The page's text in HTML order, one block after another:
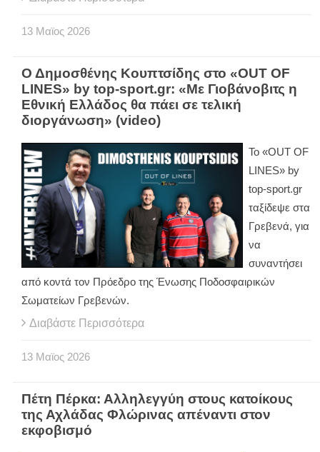
13 Μαϊος 2026
Ο Δημοσθένης Κουπτσίδης στο «OUT OF
LINES» by top-sport.gr: «Με Γιοβάνοβιτς η
Εθνική Ελλάδος θα πάει σε τελική
διοργάνωση» (video)
Το «OUT OF
LINES» by
top-sport.gr
ταξίδεψε στα
Γρεβενά, για
να
συναντήσει
από κοντά τον Πρόεδρο της Ένωσης Ποδοσφαιρικών
Σωματείων Γρεβενών.
Διαβάστε Περισσότερα
13 Μαϊος 2026
Πέτη Πέρκα: Αλληλεγγύη στους κατοίκους
της Αχλάδας Φλώρινας απέναντι στον
εκφοβισμό